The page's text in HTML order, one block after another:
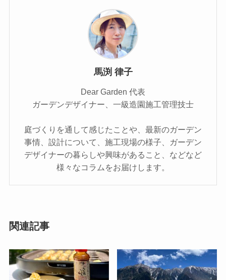
馬渕 律子
Dear Garden 代表
ガーデンデザイナー、一級造園施工管理技士
庭づくりを通して感じたことや、最新のガーデン
事情、設計について、施工現場の様子、ガーデン
デザイナーの暮らしや興味があること、などなど
様々なコラムをお届けします。
関連記事